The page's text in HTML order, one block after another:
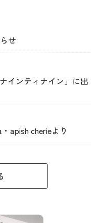
せ
インティナイン」に出
apish cherieより